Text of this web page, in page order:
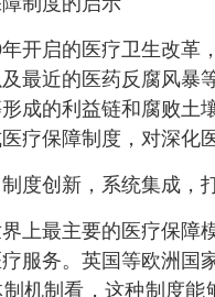
启的医疗卫生改革，
最近的医药反腐风暴
成的利益链和腐败土
疗保障制度，对深化
创新，系统集成，
最主要的医疗保障模
服务。英国等欧洲国
机制看，这种制度